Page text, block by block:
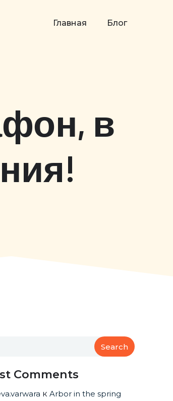
Главная Блог
в
Search
Comments
кArbor in the spring